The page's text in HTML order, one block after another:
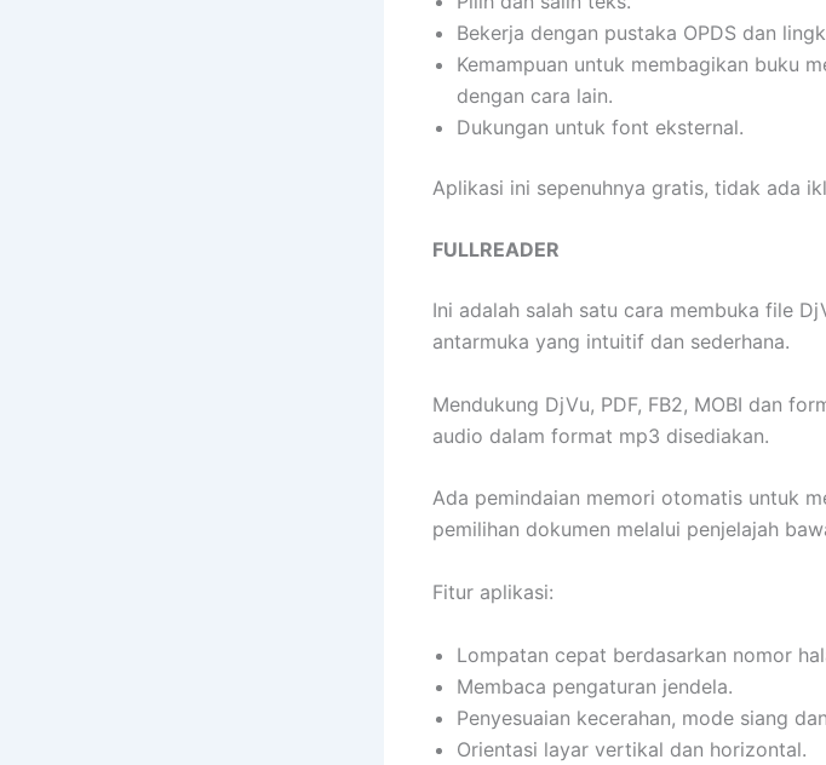
Bekerja dengan pustaka OPDS dan
Kemampuan untuk membagikan buku
dengan cara lain.
Dukungan untuk font eksternal.
Aplikasi ini sepenuhnya gratis, tidak ada
FULLREADER
Ini adalah salah satu cara membuka file
antarmuka yang intuitif dan sederhana.
Mendukung DjVu, PDF, FB2, MOBI dan
audio dalam format mp3 disediakan.
Ada pemindaian memori otomatis untuk
pemilihan dokumen melalui penjelajah
Fitur aplikasi:
Lompatan cepat berdasarkan nomor
Membaca pengaturan jendela.
Penyesuaian kecerahan, mode siang
Orientasi layar vertikal dan horizontal.